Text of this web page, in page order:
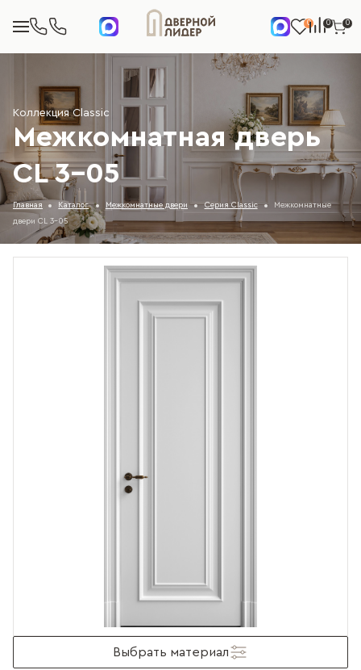
0 0 0
Коллекция Classic
Межкомнатная дверь
CL 3-05
Главная Каталог Межкомнатные двери Серия Classic
Межкомнатные
двери CL 3-05
Выбрать материал